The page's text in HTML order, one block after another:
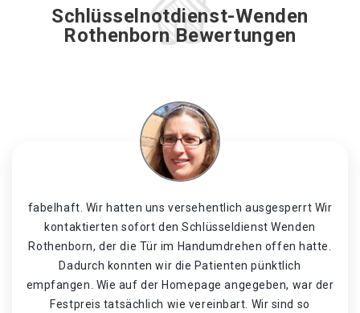
Schlüsselnotdienst-Wenden
Rothenborn Bewertungen
fabelhaft. Wir hatten uns versehentlich ausgesperrt Wir
kontaktierten sofort den Schlüsseldienst Wenden
Rothenborn, der die Tür im Handumdrehen offen hatte.
Dadurch konnten wir die Patienten pünktlich
empfangen. Wie auf der Homepage angegeben, war der
Festpreis tatsächlich wie vereinbart. Wir sind so